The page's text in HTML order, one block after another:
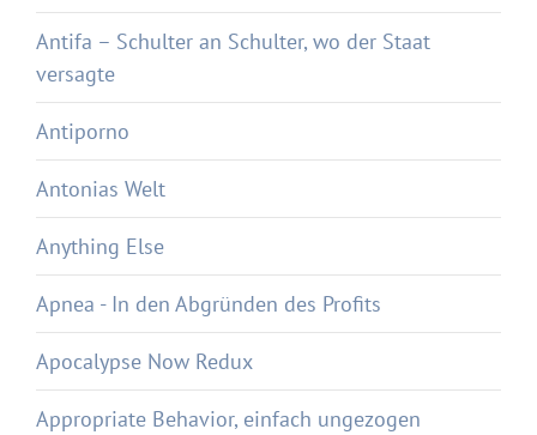
Antifa – Schulter an Schulter, wo der Staat
versagte
Antiporno
Antonias Welt
Anything Else
Apnea - In den Abgründen des Profits
Apocalypse Now Redux
Appropriate Behavior, einfach ungezogen